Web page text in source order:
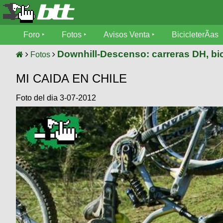
Foro
MecÃ¡nica
Fotos
tu foto
Galeria
XC
Bicicletas
Viajes
Descenso
Dirt
Avisos
SUBÃ
tu
aviso
Buscar
Ultimos
Fotos
BicicleterÃ­
as
Bicicletas
Bicicletas
Tandem
Videos
Cicloturismo
Foro Fotos Avisos Venta BicicleterÃ­as
Fotos Downhill-Descenso: carreras DH,
MI CAIDA EN CHILE
Foto del dia 3-07-2012